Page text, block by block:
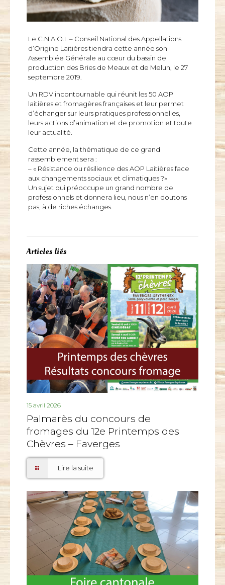
Le C.N.A.O.L – Conseil National des Appellations
d’Origine Laitières tiendra cette année son
Assemblée Générale au cœur du bassin de
production des Bries de Meaux et de Melun, le 27
septembre 2019.
Un RDV incontournable qui réunit les 50 AOP
laitières et fromagères françaises et leur permet
d’échanger sur leurs pratiques professionnelles,
leurs actions d’animation et de promotion et toute
leur actualité.
Cette année, la thématique de ce grand
rassemblement sera :
– « Résistance ou résilience des AOP Laitières face
aux changements sociaux et climatiques ?»
Un sujet qui préoccupe un grand nombre de
professionnels et donnera lieu, nous n’en doutons
pas, à de riches échanges.
Articles liés
15 avril 2026
Palmarès du concours de
fromages du 12e Printemps des
Chèvres – Faverges
Lire la suite